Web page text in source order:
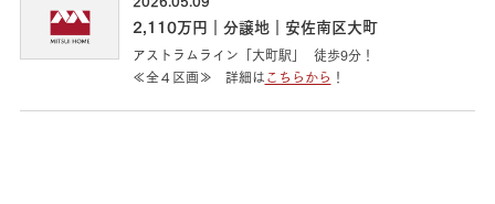
2,110万円｜分譲地｜安佐南区大町
アストラムライン「大町駅」 徒歩9分！
≪全４区画≫ 詳細はこちらから ！